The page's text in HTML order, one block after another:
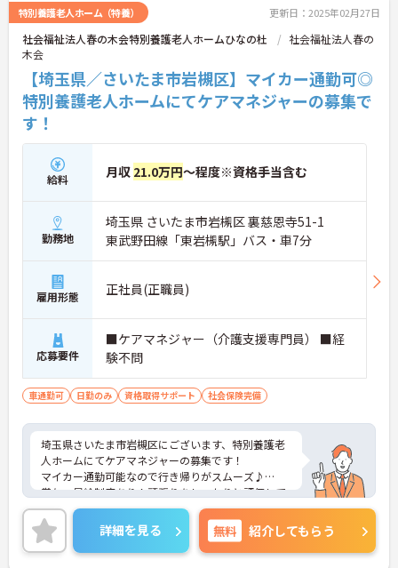
特別養護老人ホーム（特養） 更新日：2025年02月27日
社会福祉法人春の木会特別養護老人ホームひなの杜
社会福祉法人春の
木会
【埼玉県／さいたま市岩槻区】マイカー通勤可◎
特別養護老人ホームにてケアマネジャーの募集で
す！
給料 月収 21.0万円～程度※資格手当含む
勤務地
埼玉県 さいたま市岩槻区 裏慈恩寺51-1
東武野田線「東岩槻駅」バス・車7分
雇用形態 正社員(正職員)
応募要件
■ケアマネジャー（介護支援専門員） ■経
験不問
車通勤可 日勤のみ 資格取得サポート 社会保険完備
埼玉県さいたま市岩槻区にございます、特別養護老
人ホームにてケアマネジャーの募集です！
マイカー通勤可能なので行き帰りがスムーズ♪
賞与・昇給制度あり！頑張りをしっかりと評価して
いるので、モチベーションを保ちやすい環境です◎
ご興味のある方は、マイナビ介護職までお問い合わ
せください。
詳細を見る 無料 紹介してもらう